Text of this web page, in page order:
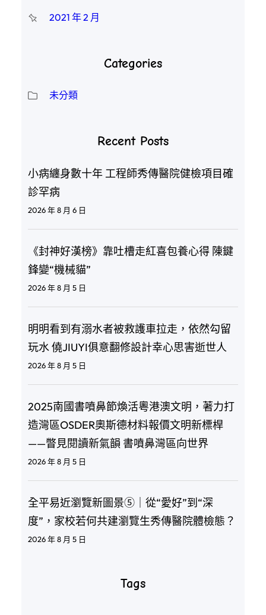
2021 年 2 月
Categories
未分類
Recent Posts
小病纏身數十年 工程師秀傳醫院健檢項目確
診罕病
2026 年 8 月 6 日
《封神好漢榜》靠吐槽走紅喜包養心得 陳鍵
鋒變“機械貓”
2026 年 8 月 5 日
明明看到有溺水者被救護車拉走，依然勾留
玩水 僥JIUYI俱意翻修設計幸心思害逝世人
2026 年 8 月 5 日
2025南國書噴鼻節煥活粵港澳文明，著力打
造灣區OSDER奧斯德材料報價文明新標桿
——瞥見閱讀新氣韻 書噴鼻灣區向世界
2026 年 8 月 5 日
全平易近瀏覽新圖景⑤｜從“愛好”到“深
度”，家校若何共建瀏覽生秀傳醫院體檢態？
2026 年 8 月 5 日
Tags